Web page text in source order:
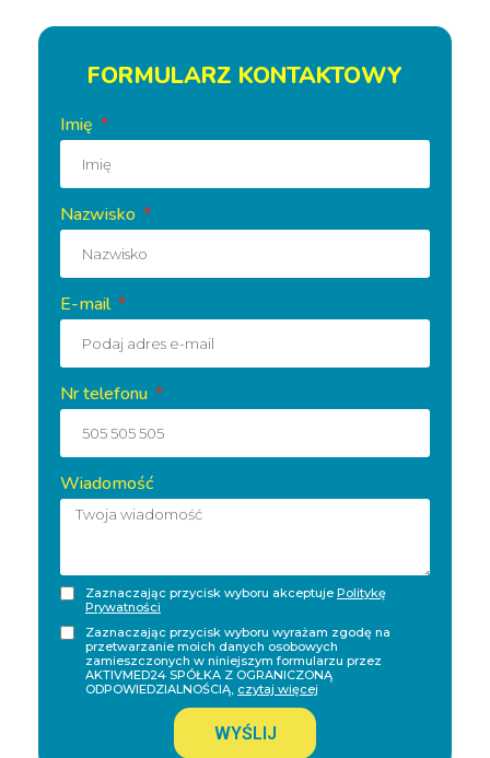
FORMULARZ KONTAKTOWY
Imię
Nazwisko
E-mail
Nr telefonu
Wiadomość
Zaznaczając przycisk wyboru akceptuje Politykę
Prywatności
Zaznaczając przycisk wyboru wyrażam zgodę na
przetwarzanie moich danych osobowych
zamieszczonych w niniejszym formularzu przez
AKTIVMED24 SPÓŁKA Z OGRANICZONĄ
ODPOWIEDZIALNOŚCIĄ, czytaj więcej
WYŚLIJ